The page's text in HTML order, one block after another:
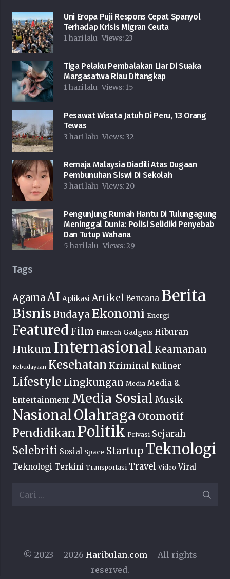
Uni Eropa Puji Respons Cepat Spanyol
Terhadap Krisis Migran Ceuta
1 hari lalu Views:23
Tiga Pelaku Pembalakan Liar Di Suaka
Margasatwa Riau Ditangkap
1 hari lalu Views: 15
Pesawat Wisata Jatuh Di Peru, 13 Orang
Tewas
3 hari lalu Views: 32
Remaja Malaysia Diadili Atas Dugaan
Pembunuhan Siswi Di Sekolah
3 hari lalu Views:20
Pengunjung Rumah Hantu Di Tulungagung
Meninggal Dunia: Polisi Selidiki Penyebab
Dan Tutup Wahana
5 hari lalu Views:29
Tags
AgamaAI Aplikasi Artikel Bencana Berita
Bisnis Budaya Ekonomi Energi
Featured Film Fintech Gadgets Hiburan
Hukum Internasional Keamanan
Kebudayaan Kesehatan Kriminal Kuliner
Lifestyle Lingkungan Media Media &
Entertainment Media Sosial Musik
NasionalOlahraga Otomotif
Pendidikan Politik Privasi Sejarah
Selebriti Sosial Space Startup Teknologi
Teknologi Terkini Transportasi Travel Video Viral
Cari
© 2023 – 2026 Haribulan.com – All rights
reserved.